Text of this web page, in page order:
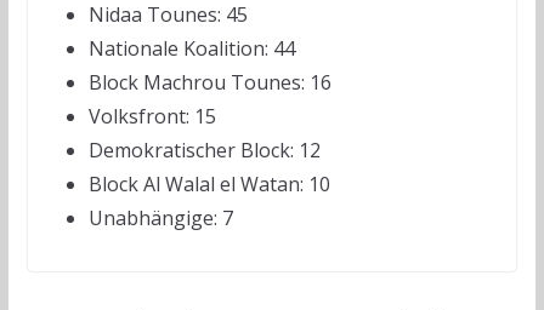
Nidaa Tounes: 45
Nationale Koalition: 44
Block Machrou Tounes: 16
Volksfront: 15
Demokratischer Block: 12
Block Al Walal el Watan: 10
Unabhängige: 7